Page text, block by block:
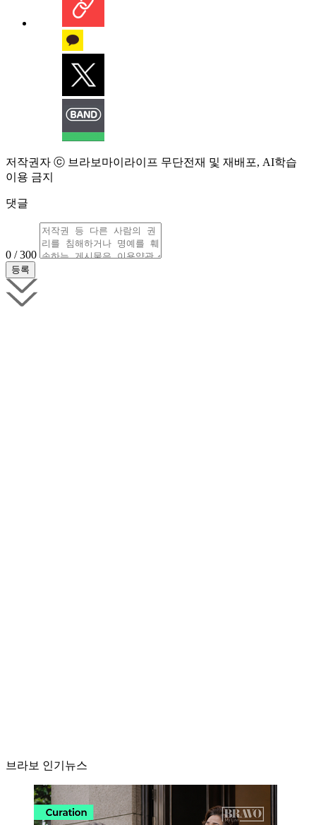
저작권자 ⓒ 브라보마이라이프 무단전재 및 재배포, AI학습
이용 금지
댓글
0 / 300
브라보 인기뉴스